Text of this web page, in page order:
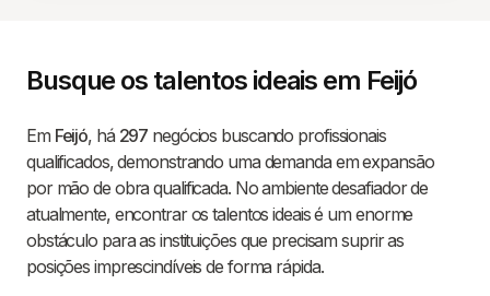
Busque os talentos ideais em Feijó
Em Feijó, há 297 negócios buscando profissionais
qualificados, demonstrando uma demanda em expansão
por mão de obra qualificada. No ambiente desafiador de
atualmente, encontrar os talentos ideais é um enorme
obstáculo para as instituições que precisam suprir as
posições imprescindíveis de forma rápida.